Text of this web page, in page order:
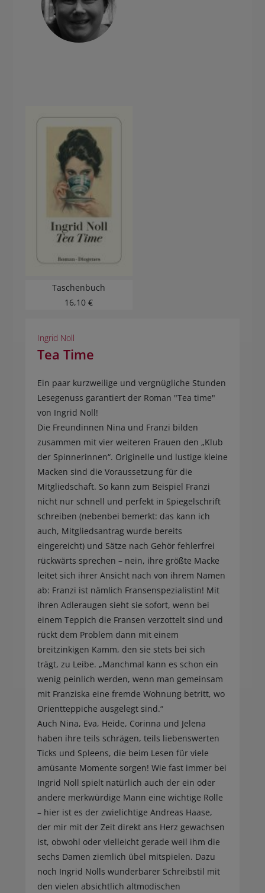
Taschenbuch
16,10 €
Ingrid Noll
Tea Time
Ein paar kurzweilige und vergnügliche Stunden
Lesegenuss garantiert der Roman "Tea time"
von Ingrid Noll!
Die Freundinnen Nina und Franzi bilden
zusammen mit vier weiteren Frauen den „Klub
der Spinnerinnen“. Originelle und lustige kleine
Macken sind die Voraussetzung für die
Mitgliedschaft. So kann zum Beispiel Franzi
nicht nur schnell und perfekt in Spiegelschrift
schreiben (nebenbei bemerkt: das kann ich
auch, Mitgliedsantrag wurde bereits
eingereicht) und Sätze nach Gehör fehlerfrei
rückwärts sprechen – nein, ihre größte Macke
leitet sich ihrer Ansicht nach von ihrem Namen
ab: Franzi ist nämlich Fransenspezialistin! Mit
ihren Adleraugen sieht sie sofort, wenn bei
einem Teppich die Fransen verzottelt sind und
rückt dem Problem dann mit einem
breitzinkigen Kamm, den sie stets bei sich
trägt, zu Leibe. „Manchmal kann es schon ein
wenig peinlich werden, wenn man gemeinsam
mit Franziska eine fremde Wohnung betritt, wo
Orientteppiche ausgelegt sind.“
Auch Nina, Eva, Heide, Corinna und Jelena
haben ihre teils schrägen, teils liebenswerten
Ticks und Spleens, die beim Lesen für viele
amüsante Momente sorgen! Wie fast immer bei
Ingrid Noll spielt natürlich auch der ein oder
andere merkwürdige Mann eine wichtige Rolle
– hier ist es der zwielichtige Andreas Haase,
der mir mit der Zeit direkt ans Herz gewachsen
ist, obwohl oder vielleicht gerade weil ihm die
sechs Damen ziemlich übel mitspielen. Dazu
noch Ingrid Nolls wunderbarer Schreibstil mit
den vielen absichtlich altmodischen